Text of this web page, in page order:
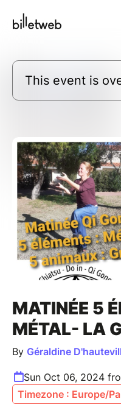
This event is
MATINÉE 5
MÉTAL- LA
By Géraldine
Sun Oct 06, 2024
Timezone : Europe/